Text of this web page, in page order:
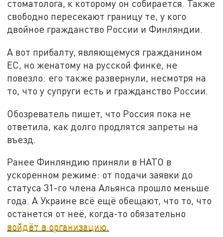
стоматолога, к которому он собирается. Также
свободно пересекают границу те, у кого
двойное гражданство России и Финляндии.
А вот прибалту, являющемуся гражданином
ЕС, но женатому на русской финке, не
повезло: его также развернули, несмотря на
то, что у супруги есть и гражданство России.
Обозреватель пишет, что Россия пока не
ответила, как долго продлятся запреты на
въезд.
Ранее Финляндию приняли в НАТО в
ускоренном режиме: от подачи заявки до
статуса 31-го члена Альянса прошло меньше
года. А Украине всё ещё обещают, что то, что
останется от неё, когда-то обязательно
войдёт в организацию.